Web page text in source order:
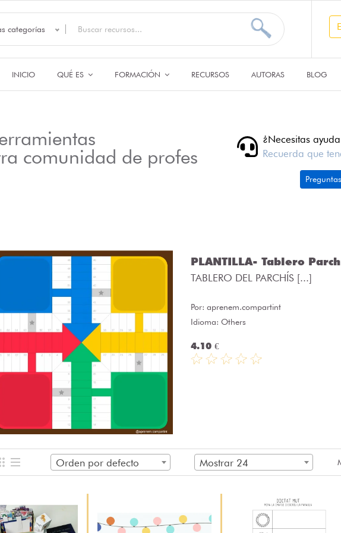
categorías
INICIO QUÉ ES FORMACIÓN RECURSOS AUTORAS BLOG
comunidad de profes
¿Necesitas
Recuerda que
PLANTILLA- Tablero
TABLERO DEL PARCHÍS [...]
Por:aprenem.compartint
Idioma: Others
4.10 €
Orden por defecto Mostrar 24